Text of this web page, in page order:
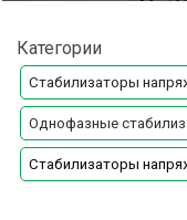
Однофазные
подробнее
Категории
Стабилизаторы
Однофазные
Стабилизаторы